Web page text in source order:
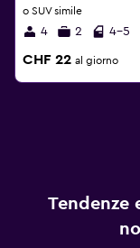
o SUV simile
4 2 4-5
CHF 22 al giorno
Tendenze